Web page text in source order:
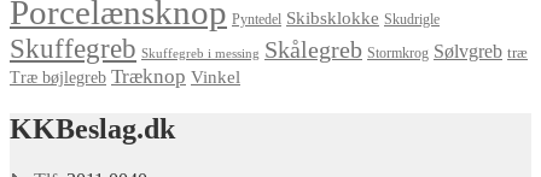
Porcelænsknop Pyntedel Skibsklokke Skudrigle
Skuffegreb Skuffegreb i messing Skålegreb Stormkrog Sølvgreb træ
Træ bøjlegreb Træknop Vinkel
KKBeslag.dk